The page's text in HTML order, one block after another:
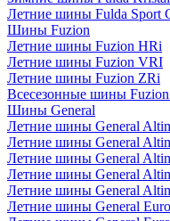
Летние шины Fulda Sport
Шины Fuzion
Летние шины Fuzion HRi
Летние шины Fuzion VRI
Летние шины Fuzion ZRi
Всесезонные шины
Шины General
Летние шины General
Летние шины General
Летние шины General
Летние шины General
Летние шины General
Летние шины General